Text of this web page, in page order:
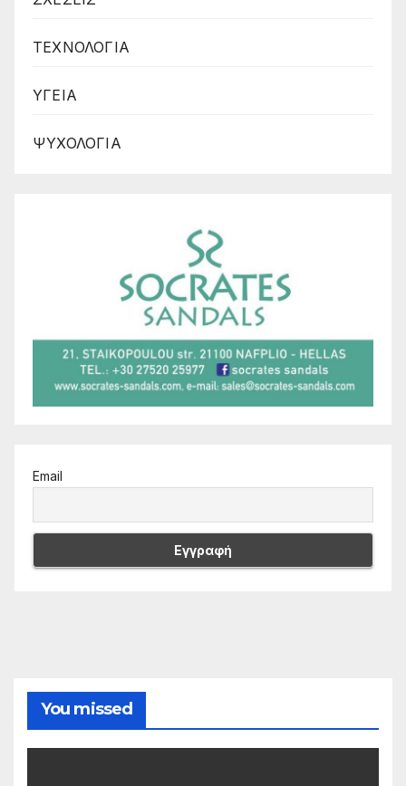
ΤΕΧΝΟΛΟΓΙΑ
ΥΓΕΙΑ
ΨΥΧΟΛΟΓΙΑ
Email
You missed